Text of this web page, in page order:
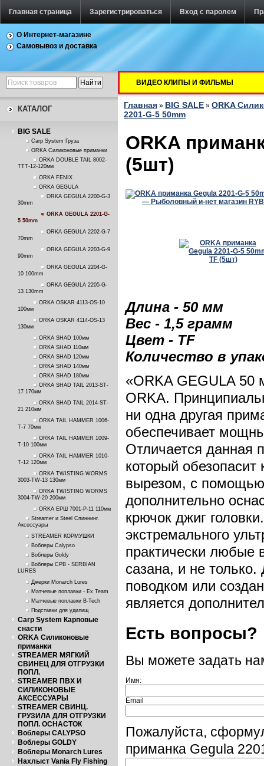
Главная страница Зарегистрироваться Вход с паролем
О Интернет-магазине
Самовывоз и доставка
КАТАЛОГ
BIG SALE
Carp System Груза
ORKA Силиконовые приманки
ORKA DOUBLE TAIL 8002-
TTT-12-120мм
ORKA FENIX
ORKA GEGULA
ORKA GEGULA 2200-G-3
30mm
ORKA GEGULA 2201-G-
5 50mm
ORKA GEGULA 2202-G-7
70mm
ORKA GEGULA 2203-G-9
90mm
ORKA GEGULA 2204-G-
10 100mm
ORKA GEGULA 2205-G-
13 130mm
ORKA OSKAR 4113-OS-10
100мм
ORKA OSKAR 4114-OS-13
130мм
ORKA SHAD 100мм
ORKA SHAD 110мм
ORKA SHAD 120мм
ORKA SHAD 140мм
ORKA SHAD 180мм
ORKA SHAD TAIL 2013-ST-
17 170мм
ORKA SHAD TAIL 2014-ST-
21 210мм
ORKA TAIL HAMMER 1006-
T-7 70мм
ORKA TAIL HAMMER 1009-
T-10 100мм
ORKA TAIL HAMMER 1010-
T-12 120мм
ORKA TWISTING WORMS
3003-TW-13 130мм
ORKA TWISTING WORMS
3004-TW-20 200мм
ORKA ЕРШ 7001-P-11 110мм
Streamer и Steel Спиннинг.
Аксессуары
STREAMER КОРМУШКИ
Воблеры Calypso
Воблеры Goldy
Воблеры СРВ - SERBIAN
LURES
Джерки Monarch Lures
Матчевые поплавки - Ex Team
Матчевые поплавки B-Tech
Подставки для удилищ
Carp System Карповые
снасти
ORKA Силиконовые
приманки
STREAMER МЯГКИЙ
СВИНЕЦ ДЛЯ ОТГРУЗКИ
ПОПЛ.
STREAMER ПВХ И
СИЛИКОНОВЫЕ
АКСЕССУАРЫ
STREAMER СВИНЦ.
ГРУЗИЛА ДЛЯ ОТГРУЗКИ
ПОПЛ. ОСНАСТОК
Воблеры CALYPSO
Воблеры GOLDY
Воблеры Monarch Lures
Нахлыст Vania Fly Fishing
ВИДЕО КЛИПЫ И ФИЛЬМЫ
Главная » BIG SALE » ORKA
2201-G-5 50mm
ORKA
(5шт)
Длина - 50 мм
Вес - 1,5 грамм
Цвет - TF
Количество в
«ORKA GEGULA
ORKA.
ни одна другая
обеспечивает
Отличается данная
который
вырезом, с помощью
дополнительно
крючок джиг
экстремального
практически любые
сазана, и не
поводком или
является
Есть вопросы?
Вы можете задать
Имя:
Email
Пожалуйста,
приманка Gegula